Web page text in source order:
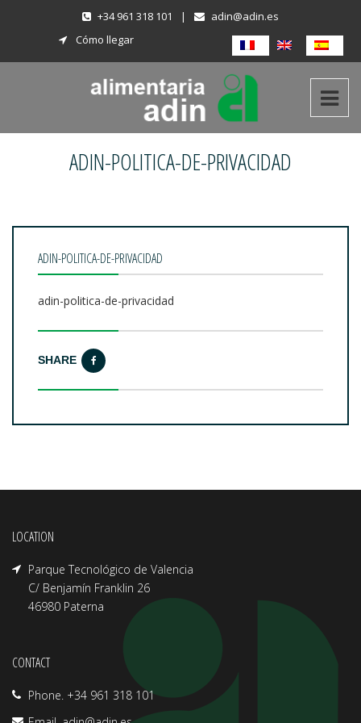
+34 961 318 101 |
adin@adin.es
Cómo llegar
ADIN-POLITICA-DE-PRIVACIDAD
ADIN-POLITICA-DE-PRIVACIDAD
adin-politica-de-privacidad
SHARE
LOCATION
Parque Tecnológico de Valencia
C/ Benjamín Franklin 26
46980 Paterna
CONTACT
Phone. +34 961 318 101